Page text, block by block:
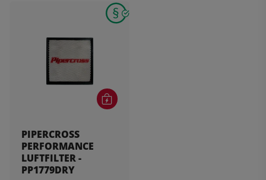
PIPERCROSS
PERFORMANCE
LUFTFILTER -
PP1779DRY